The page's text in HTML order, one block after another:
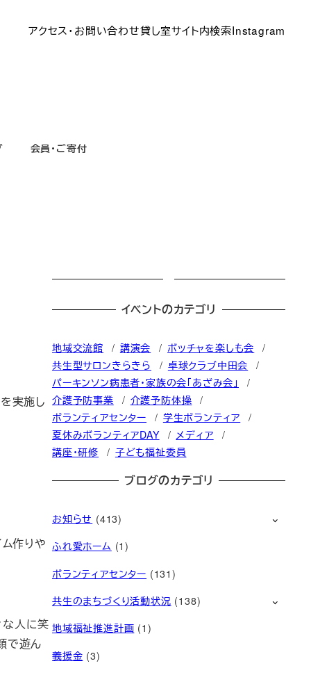
アクセス・お問い合わせ貸し室サイト内検索Instagram
会員・ご寄付
実施し
作りや
な人に笑
で遊ん
イベントのカテゴリ
地域交流館 講演会
ボッチャを楽しも会
共生型サロンきらきら
卓球クラブ中田会
パーキンソン病患者・家族の会「あざみ会」
介護予防事業
介護予防体操
ボランティアセンター
学生ボランティア
夏休みボランティアDAY
メディア
講座・研修
子ども福祉委員
ブログのカテゴリ
お知らせ (413)
ふれ愛ホーム (1)
ボランティアセンター (131)
共生のまちづくり活動状況 (138)
地域福祉推進計画 (1)
義援金 (3)